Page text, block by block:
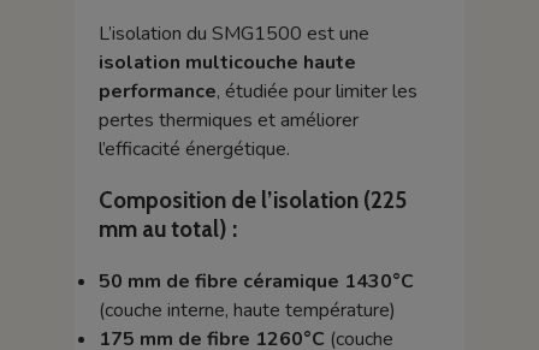
L’isolation du SMG1500 est une
isolation multicouche haute
performance, étudiée pour limiter les
pertes thermiques et améliorer
l’efficacité énergétique.
Composition de l’isolation (225
mm au total) :
50 mm de fibre céramique 1430°C
(couche interne, haute température)
175 mm de fibre 1260°C (couche